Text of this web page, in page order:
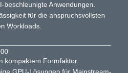
beschleunigte Anwendungen.
für die anspruchsvollsten
Workloads.
kompaktem Formfaktor.